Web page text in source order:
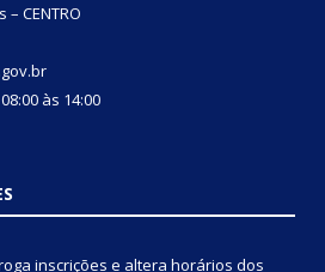
CENTRO
às 14:00
inscrições e altera horários dos